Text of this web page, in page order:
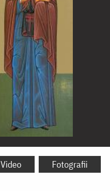
Video Fotografii